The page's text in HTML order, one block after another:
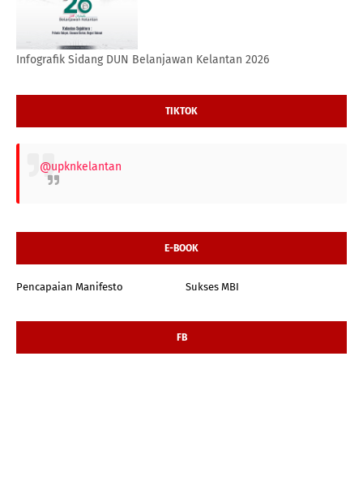
Infografik Sidang DUN Belanjawan Kelantan 2026
TIKTOK
@upknkelantan
E-BOOK
Pencapaian Manifesto Sukses MBI
FB